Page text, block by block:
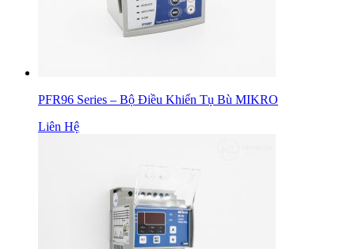
PFR96 Series – Bộ Điều Khiển Tụ Bù MIKRO
Liên Hệ